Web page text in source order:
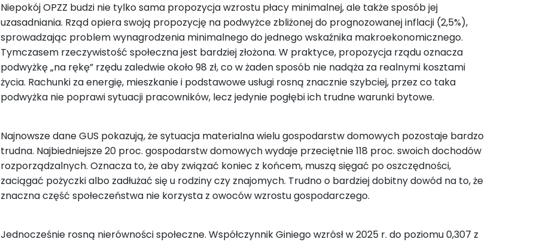
Niepokój OPZZ budzi nie tylko sama propozycja wzrostu płacy minimalnej, ale także sposób jej
uzasadniania. Rząd opiera swoją propozycję na podwyżce zbliżonej do prognozowanej inflacji (2,5%),
sprowadzając problem wynagrodzenia minimalnego do jednego wskaźnika makroekonomicznego.
Tymczasem rzeczywistość społeczna jest bardziej złożona. W praktyce, propozycja rządu oznacza
podwyżkę „na rękę” rzędu zaledwie około 98 zł, co w żaden sposób nie nadąża za realnymi kosztami
życia. Rachunki za energię, mieszkanie i podstawowe usługi rosną znacznie szybciej, przez co taka
podwyżka nie poprawi sytuacji pracowników, lecz jedynie pogłębi ich trudne warunki bytowe.
Najnowsze dane GUS pokazują, że sytuacja materialna wielu gospodarstw domowych pozostaje bardzo
trudna. Najbiedniejsze 20 proc. gospodarstw domowych wydaje przeciętnie 118 proc. swoich dochodów
rozporządzalnych. Oznacza to, że aby związać koniec z końcem, muszą sięgać po oszczędności,
zaciągać pożyczki albo zadłużać się u rodziny czy znajomych. Trudno o bardziej dobitny dowód na to, że
znaczna część społeczeństwa nie korzysta z owoców wzrostu gospodarczego.
Jednocześnie rosną nierówności społeczne. Współczynnik Giniego wzrósł w 2025 r. do poziomu 0,307 z